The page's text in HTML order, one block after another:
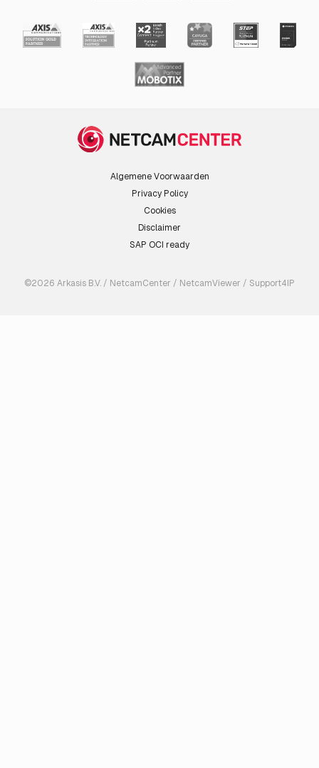
Algemene Voorwaarden
Privacy Policy
Cookies
Disclaimer
SAP OCI ready
©2026 Arkasis B.V. / NetcamCenter / NetcamViewer / Support4IP